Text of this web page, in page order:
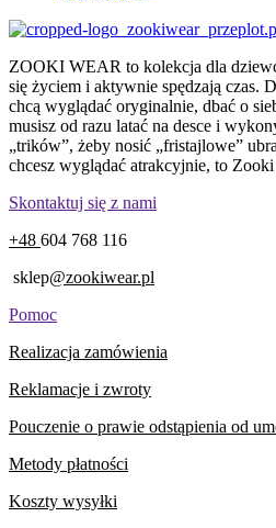
ZOOKI WEAR to kolekcja dla
się życiem i aktywnie spędzają czas.
chcą wyglądać oryginalnie, dbać o
musisz od razu latać na desce i
„trików”, żeby nosić „fristajlowe”
chcesz wyglądać atrakcyjnie, to
Skontaktuj się z nami
+48 604 768 116
sklep@zookiwear.pl
Pomoc
Realizacja zamówienia
Reklamacje i zwroty
Pouczenie o prawie odstąpienia od
Metody płatności
Koszty wysyłki